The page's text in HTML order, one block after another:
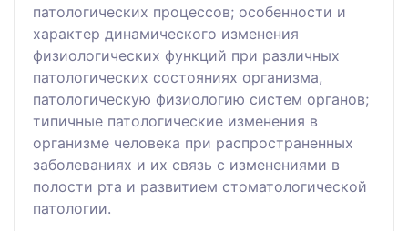
патологических процессов; особенности и
характер динамического изменения
физиологических функций при различных
патологических состояниях организма,
патологическую физиологию систем органов;
типичные патологические изменения в
организме человека при распространенных
заболеваниях и их связь с изменениями в
полости рта и развитием стоматологической
патологии.